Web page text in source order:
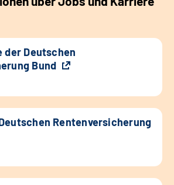
der Deutschen
Bund
Rentenversicherung